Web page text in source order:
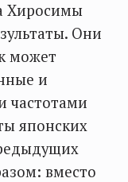
Хиросимы
Они
может
и
частотами
японских
вместо